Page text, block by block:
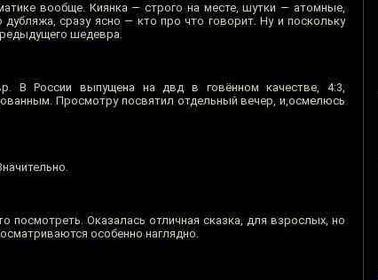
вообще. Киянка — строго на месте, шутки — атомные,
сразу ясно — кто про что говорит. Ну и поскольку
шедевра.
В России выпущена на двд в говённом качестве, 4:3,
Просмотру посвятил отдельный вечер, и,осмелюсь
Оказалась отличная сказка, для взрослых, но
особенно наглядно.